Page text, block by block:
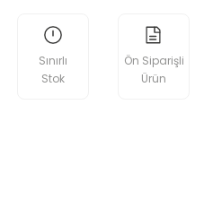
Sınırlı
Stok
Ön Siparişli
Ürün